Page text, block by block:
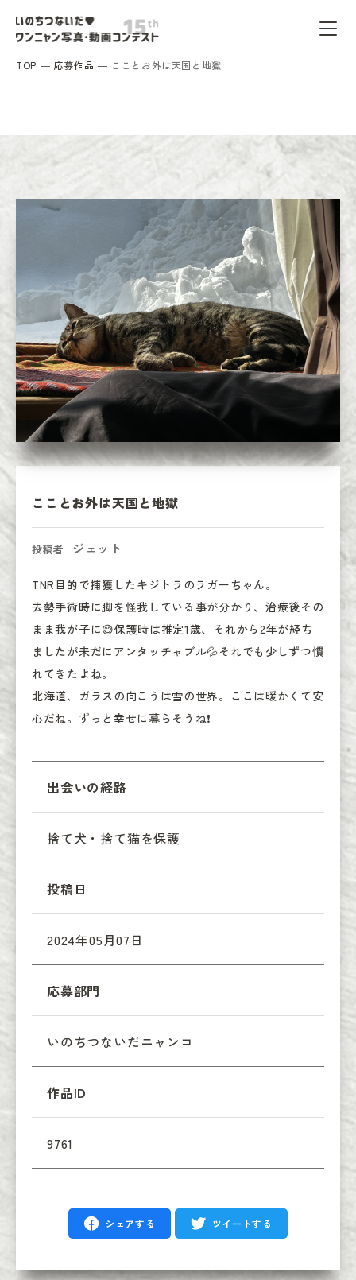
TOP 応募作品 こことお外は天国と地獄
こことお外は天国と地獄
投稿者 ジェット
TNR目的で捕獲したキジトラのラガーちゃん。
去勢手術時に脚を怪我している事が分かり、治療後その
まま我が子に😅保護時は推定1歳、それから2年が経ち
ましたが未だにアンタッチャブル💦それでも少しずつ慣
れてきたよね。
北海道、ガラスの向こうは雪の世界。ここは暖かくて安
心だね。ずっと幸せに暮らそうね❗️
出会いの経路
捨て犬・捨て猫を保護
投稿日
2024年05月07日
応募部門
いのちつないだニャンコ
作品ID
9761
シェアする ツイートする